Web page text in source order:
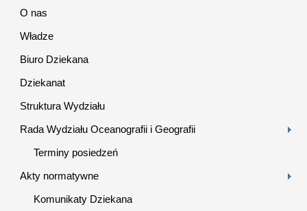
O nas
Władze
Biuro Dziekana
Dziekanat
Struktura Wydziału
Rada Wydziału Oceanografii i Geografii
Terminy posiedzeń
Akty normatywne
Komunikaty Dziekana